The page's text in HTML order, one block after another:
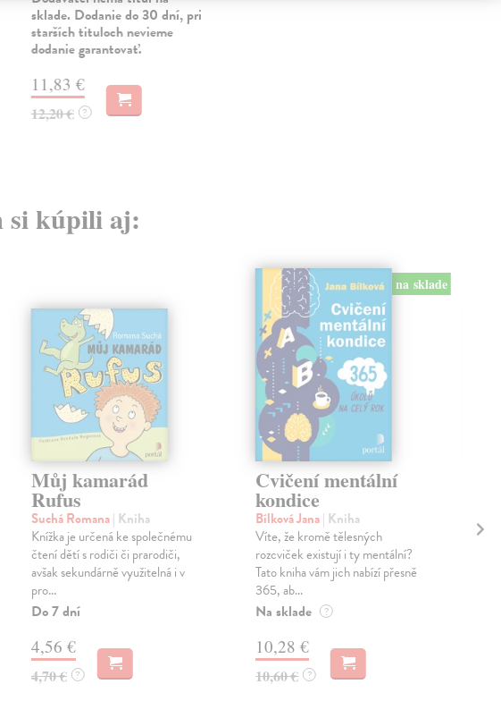
sklade. Dodanie do 30 dní, pri
starších tituloch nevieme
dodanie garantovať.
11,83 €
12,20 € ?
si kúpili aj:
Můj kamarád
Rufus
Suchá Romana| Kniha
Knížka je určená ke společnému
čtení dětí s rodiči či prarodiči,
avšak sekundárně využitelná i v
pro...
Do 7 dní
4,56 €
4,70 € ?
na sklade
Cvičení mentální
kondice
Bílková Jana| Kniha
Víte, že kromě tělesných
rozcviček existují i ty mentální?
Tato kniha vám jich nabízí přesně
365, ab...
Na sklade ?
10,28 €
10,60 € ?
a